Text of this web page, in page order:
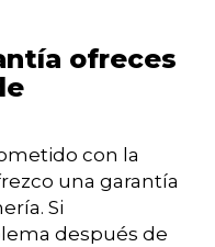
ofreces
con la
una garantía
Si
después de